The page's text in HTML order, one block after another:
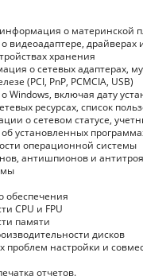
о материнской
видеоадаптере, драйверах
хранения
о сетевых адаптерах,
(PCI, PnP, PCMCIA, USB)
включая дату
ресурсах, список
о сетевом статусе,
установленных
операционной системы
антишпионов и
обеспечения
CPU и FPU
памяти
дисков
настройки и
отчетов.